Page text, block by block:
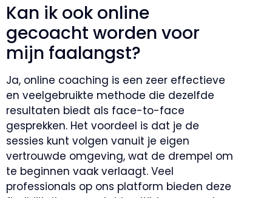
Kan ik ook online
gecoacht worden voor
mijn faalangst?
Ja, online coaching is een zeer effectieve
en veelgebruikte methode die dezelfde
resultaten biedt als face-to-face
gesprekken. Het voordeel is dat je de
sessies kunt volgen vanuit je eigen
vertrouwde omgeving, wat de drempel om
te beginnen vaak verlaagt. Veel
professionals op ons platform bieden deze